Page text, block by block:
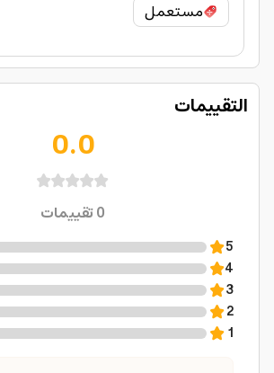
مستعمل
التقييمات
0.0
0تقييمات
5
4
3
2
1